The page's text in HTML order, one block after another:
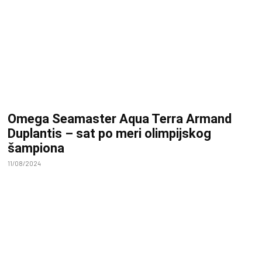
Omega Seamaster Aqua Terra Armand
Duplantis – sat po meri olimpijskog
šampiona
11/08/2024